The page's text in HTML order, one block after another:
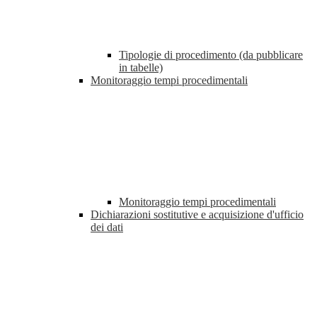
Tipologie di procedimento (da pubblicare
in tabelle)
Monitoraggio tempi procedimentali
Monitoraggio tempi procedimentali
Dichiarazioni sostitutive e acquisizione d'ufficio
dei dati